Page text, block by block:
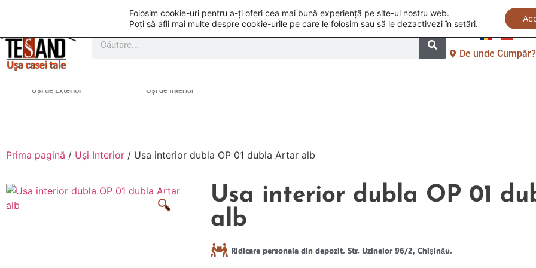
De unde Cumpăr?
Uși de Exterior Uși de Interior
Uși la Comandă Accesorii pentru
Prima pagină / Uși Interior / Usa interior dubla OP 01 dubla Artar alb
Usa interior dubla OP 01
alb
Ridicare personala din depozit. Str. Uzinelor 96/2, Chișinău.
Folosim cookie-uri pentru a-ți oferi cea mai bună experiență pe site-ul nostru web.
Poți să afli mai multe despre cookie-urile pe care le folosim sau să le dezactivezi în setări.